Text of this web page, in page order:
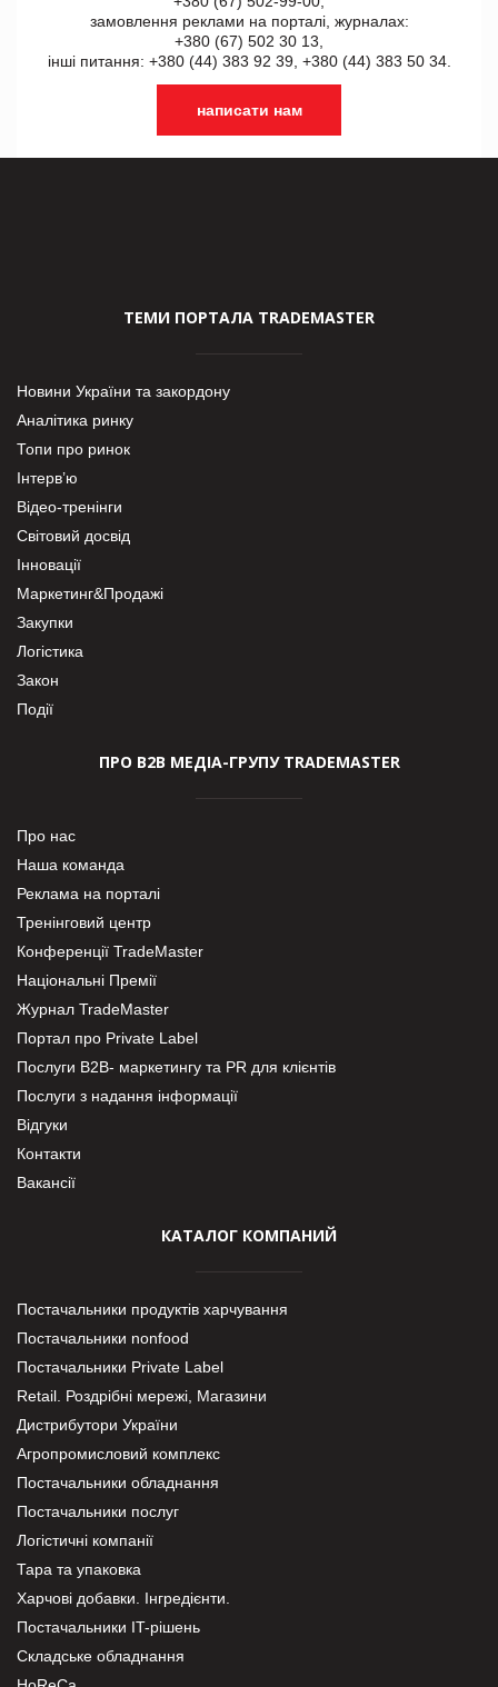
замовлення реклами на порталі, журналах:
+380 (67) 502 30 13,
інші питання: +380 (44) 383 92 39, +380 (44) 383 50 34.
написати нам
ТЕМИ ПОРТАЛА TRADEMASTER
Новини України та закордону
Аналітика ринку
Топи про ринок
Інтерв’ю
Відео-тренінги
Світовий досвід
Інновації
Маркетинг&Продажі
Закупки
Логістика
Закон
Події
ПРО В2В МЕДІА-ГРУПУ TRADEMASTER
Про нас
Наша команда
Реклама на порталі
Тренінговий центр
Конференції TradeMaster
Національні Премії
Журнал TradeMaster
Портал про Private Label
Послуги В2В- маркетингу та PR для клієнтів
Послуги з надання інформації
Відгуки
Контакти
Вакансії
КАТАЛОГ КОМПАНИЙ
Постачальники продуктів харчування
Постачальники nonfood
Постачальники Private Label
Retail. Роздрібні мережі, Магазини
Дистрибутори України
Агропромисловий комплекс
Постачальники обладнання
Постачальники послуг
Логістичні компанії
Тара та упаковка
Харчові добавки. Інгредієнти.
Постачальники IT-рішень
Складське обладнання